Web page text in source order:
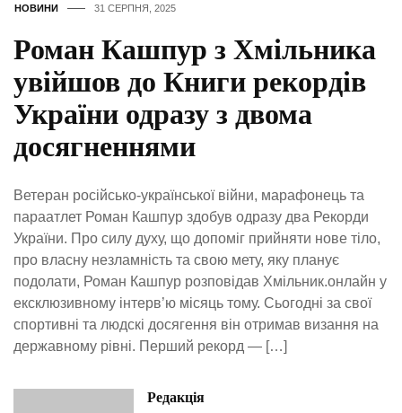
НОВИНИ 31 СЕРПНЯ, 2025
Роман Кашпур з Хмільника
увійшов до Книги рекордів
України одразу з двома
досягненнями
Ветеран російсько-української війни, марафонець та
параатлет Роман Кашпур здобув одразу два Рекорди
України. Про силу духу, що допоміг прийняти нове тіло,
про власну незламність та свою мету, яку планує
подолати, Роман Кашпур розповідав Хмільник.онлайн у
ексклюзивному інтерв’ю місяць тому. Сьогодні за свої
спортивні та людскі досягення він отримав визання на
державному рівні. Перший рекорд — […]
Редакція